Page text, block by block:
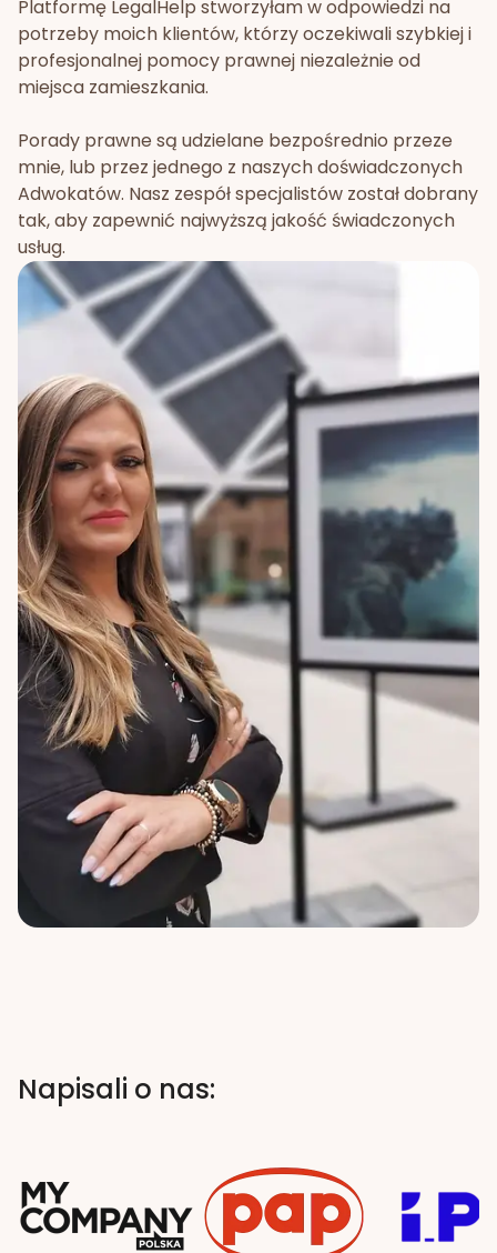
Platformę LegalHelp stworzyłam w odpowiedzi na
potrzeby moich klientów, którzy oczekiwali szybkiej i
profesjonalnej pomocy prawnej niezależnie od
miejsca zamieszkania.
Porady prawne są udzielane bezpośrednio przeze
mnie, lub przez jednego z naszych doświadczonych
Adwokatów. Nasz zespół specjalistów został dobrany
tak, aby zapewnić najwyższą jakość świadczonych
usług.
Napisali o nas: